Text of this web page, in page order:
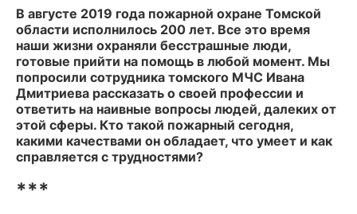
В августе 2019 года пожарной охране Томской
области исполнилось 200 лет. Все это время
наши жизни охраняли бесстрашные люди,
готовые прийти на помощь в любой момент. Мы
попросили сотрудника томского МЧС Ивана
Дмитриева рассказать о своей профессии и
ответить на наивные вопросы людей, далеких от
этой сферы. Кто такой пожарный сегодня,
какими качествами он обладает, что умеет и как
справляется с трудностями?
***